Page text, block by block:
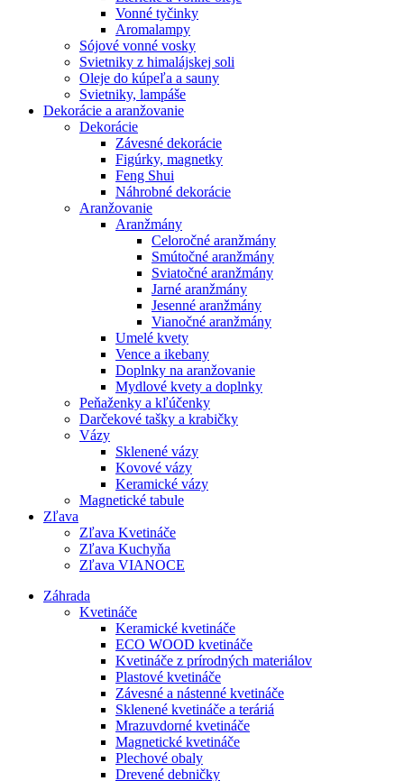
Vonné tyčinky
Aromalampy
Sójové vonné vosky
Svietniky z himalájskej soli
Oleje do kúpeľa a sauny
Svietniky, lampáše
Dekorácie a aranžovanie
Dekorácie
Závesné dekorácie
Figúrky, magnetky
Feng Shui
Náhrobné dekorácie
Aranžovanie
Aranžmány
Celoročné aranžmány
Smútočné aranžmány
Sviatočné aranžmány
Jarné aranžmány
Jesenné aranžmány
Vianočné aranžmány
Umelé kvety
Vence a ikebany
Doplnky na aranžovanie
Mydlové kvety a doplnky
Peňaženky a kľúčenky
Darčekové tašky a krabičky
Vázy
Sklenené vázy
Kovové vázy
Keramické vázy
Magnetické tabule
Zľava
Zľava Kvetináče
Zľava Kuchyňa
Zľava VIANOCE
Záhrada
Kvetináče
Keramické kvetináče
ECO WOOD kvetináče
Kvetináče z prírodných materiálov
Plastové kvetináče
Závesné a nástenné kvetináče
Sklenené kvetináče a teráriá
Mrazuvdorné kvetináče
Magnetické kvetináče
Plechové obaly
Drevené debničky